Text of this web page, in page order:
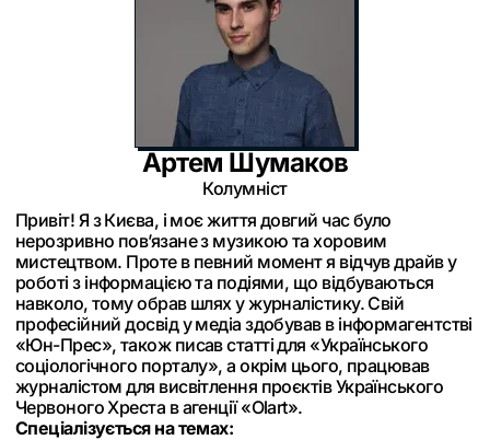
Артем Шумаков
Колумніст
Привіт! Я з Києва, і моє життя довгий час було
нерозривно пов’язане з музикою та хоровим
мистецтвом. Проте в певний момент я відчув драйв у
роботі з інформацією та подіями, що відбуваються
навколо, тому обрав шлях у журналістику. Свій
професійний досвід у медіа здобував в інформагентстві
«Юн-Прес», також писав статті для «Українського
соціологічного порталу», а окрім цього, працював
журналістом для висвітлення проєктів Українського
Червоного Хреста в агенції «Olart».
Спеціалізується на темах: